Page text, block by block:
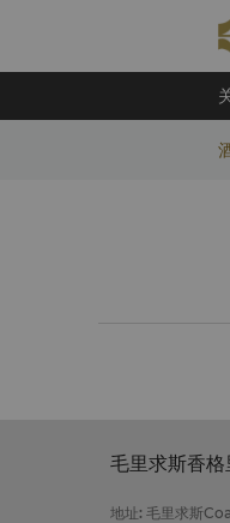
毛里求斯香格
地址: 毛里求斯